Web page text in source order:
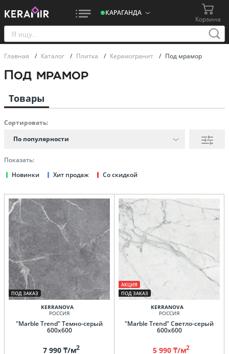
КАРАГАНДА
Корзина
Главная / Каталог / Плитка / Керамогранит / Под мрамор
Под мрамор
Товары
Сортировать:
По популярности
Показать:
Новинки
Хит продаж Со скидкой
ПОД ЗАКАЗ
KERRANOVA
РОССИЯ
"Marble Trend" Темно-серый
600х600
7 990 ₸/м2
АКЦИЯ
ПОД ЗАКАЗ
KERRANOVA
РОССИЯ
"Marble Trend" Светло-серый
600х600
5 990 ₸/м2